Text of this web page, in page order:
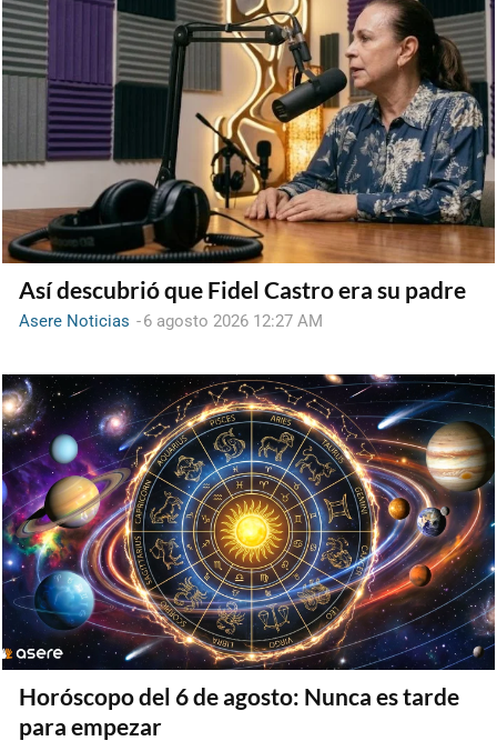
Así descubrió que Fidel Castro era su padre
Asere Noticias -6 agosto 2026 12:27 AM
Horóscopo del 6 de agosto: Nunca es tarde
para empezar